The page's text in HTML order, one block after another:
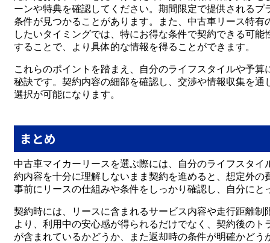
ーンや特典を確認してください。期間限定で提供される
条件が見つかることがあります。また、中古車リース特
したいタイミングでは、特にお得な条件で契約できる可
することで、より具体的な情報を得ることができます。
これらのポイントを踏まえ、自分のライフスタイルや予
秘訣です。契約内容の細部を確認し、交渉や情報収集を
選択が可能になります。
まとめ
中古車マイカーリースを選ぶ際には、自分のライフスタ
約内容を十分に理解しないまま契約を進めると、想定外
事前にリースの仕組みや条件をしっかり確認し、自分に
契約時には、リースに含まれるサービス内容や走行距離
より、利用中の安心感が得られるだけでなく、契約後の
が含まれているかどうか、また返却時の条件が明確かど